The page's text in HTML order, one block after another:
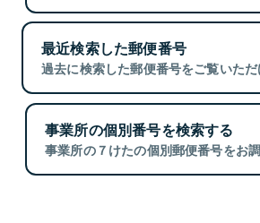
最近検索した郵便番号
過去に検索した郵便番号をご覧いただ
事業所の個別番号を検索する
事業所の７けたの個別郵便番号をお調